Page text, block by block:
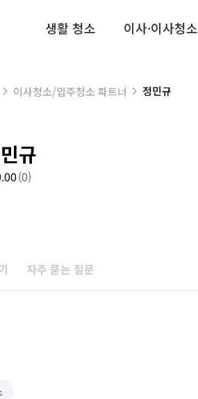
생활 청소 이사·이사청소
이사청소/입주청소 파트너 정민규
규
(0)
자주 묻는 질문